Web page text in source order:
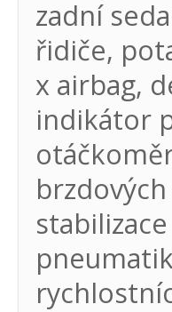
zadní
řidiče,
x airbag,
indikátor